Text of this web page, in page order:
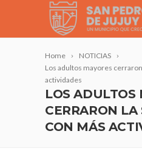
Home
NOTICIAS
Los adultos mayores
actividades
LOS ADULTOS
CERRARON
CON MÁS